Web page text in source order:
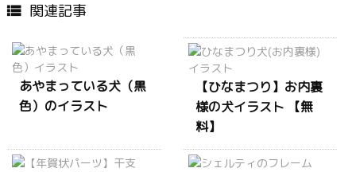
 関連記事
あやまっている犬（黒
色）のイラスト
【ひなまつり】お内裏
様の犬イラスト 【無
料】